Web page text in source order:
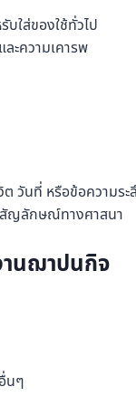
บใส่ของใช้ทั่วไป
ะความเคารพ
ต วันที่ หรือข้อความร
สัญลักษณ์ทางศาสนา
านฌาปนกิจ
นๆ